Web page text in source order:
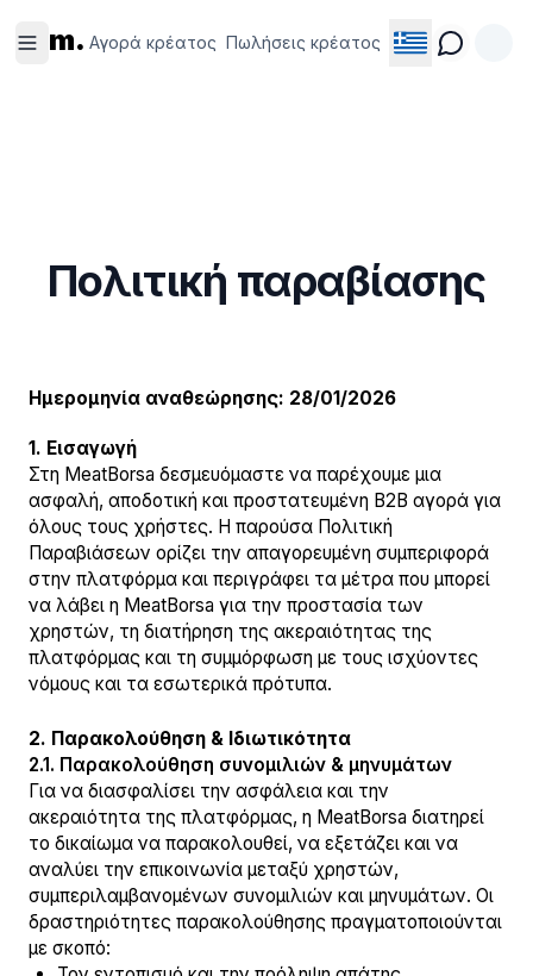
m. Αγορά κρέατος Πωλήσεις κρέατος
κρέατος κρέατος
Πολιτική παραβίασης
Ημερομηνία αναθεώρησης: 28/01/2026
1. Εισαγωγή
Στη MeatBorsa δεσμευόμαστε να παρέχουμε μια
ασφαλή, αποδοτική και προστατευμένη B2B αγορά για
όλους τους χρήστες. Η παρούσα Πολιτική
Παραβιάσεων ορίζει την απαγορευμένη συμπεριφορά
στην πλατφόρμα και περιγράφει τα μέτρα που μπορεί
να λάβει η MeatBorsa για την προστασία των
χρηστών, τη διατήρηση της ακεραιότητας της
πλατφόρμας και τη συμμόρφωση με τους ισχύοντες
νόμους και τα εσωτερικά πρότυπα.
2. Παρακολούθηση & Ιδιωτικότητα
2.1. Παρακολούθηση συνομιλιών & μηνυμάτων
Για να διασφαλίσει την ασφάλεια και την
ακεραιότητα της πλατφόρμας, η MeatBorsa διατηρεί
το δικαίωμα να παρακολουθεί, να εξετάζει και να
αναλύει την επικοινωνία μεταξύ χρηστών,
συμπεριλαμβανομένων συνομιλιών και μηνυμάτων. Οι
δραστηριότητες παρακολούθησης πραγματοποιούνται
με σκοπό: